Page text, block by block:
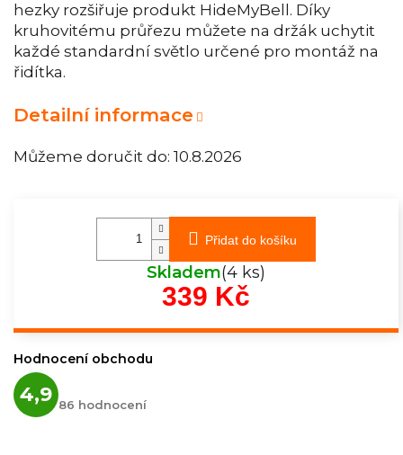
Můžeme doručit do: 10.8.2026
hezky rozšiřuje produkt HideMyBell. Díky
kruhovitému průřezu můžete na držák uchytit
každé standardní světlo určené pro montáž na
řidítka.
Detailní informace
Přidat do košíku
Skladem(4 ks)
339 Kč
Hodnocení obchodu
4,9 hodnocení
obchodu
86 hodnocení